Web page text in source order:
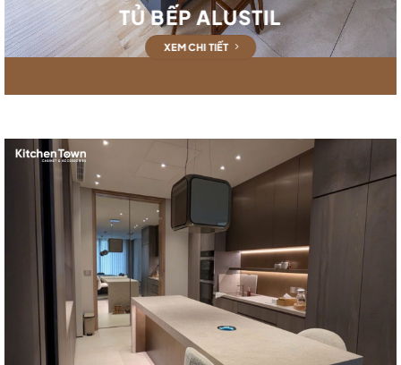
TỦ BẾP ALUSTIL
XEM CHI TIẾT